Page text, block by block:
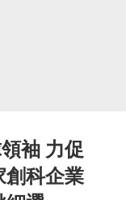
袖 力促
創科企業